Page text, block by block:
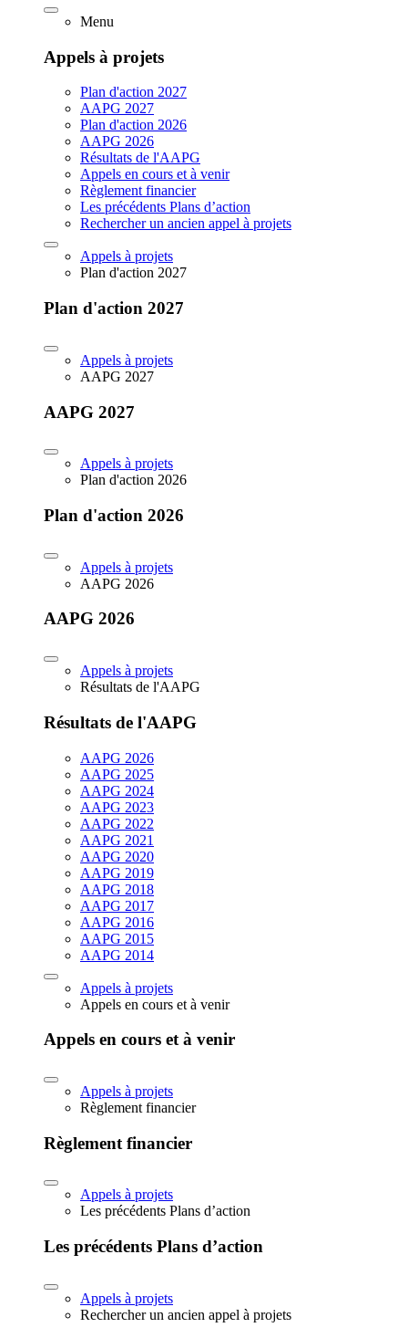
Menu
Appels à projets
Plan d'action 2027
AAPG 2027
Plan d'action 2026
AAPG 2026
Résultats de l'AAPG
Appels en cours et à venir
Règlement financier
Les précédents Plans d’action
Rechercher un ancien appel à projets
Appels à projets
Plan d'action 2027
Plan d'action 2027
Appels à projets
AAPG 2027
AAPG 2027
Appels à projets
Plan d'action 2026
Plan d'action 2026
Appels à projets
AAPG 2026
AAPG 2026
Appels à projets
Résultats de l'AAPG
Résultats de l'AAPG
AAPG 2026
AAPG 2025
AAPG 2024
AAPG 2023
AAPG 2022
AAPG 2021
AAPG 2020
AAPG 2019
AAPG 2018
AAPG 2017
AAPG 2016
AAPG 2015
AAPG 2014
Appels à projets
Appels en cours et à venir
Appels en cours et à venir
Appels à projets
Règlement financier
Règlement financier
Appels à projets
Les précédents Plans d’action
Les précédents Plans d’action
Appels à projets
Rechercher un ancien appel à projets